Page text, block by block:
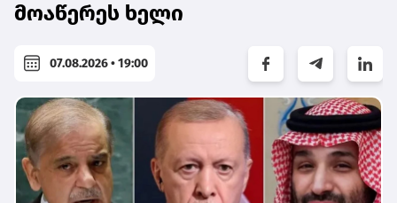
მოაწერეს ხელი
07.08.2026 • 19:00